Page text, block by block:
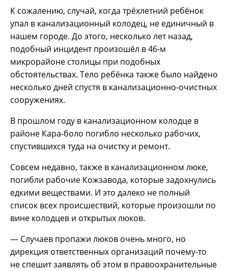
К сожалению, случай, когда трёхлетний ребёнок
упал в канализационный колодец, не единичный в
нашем городе. До этого, несколько лет назад,
подобный инцидент произошёл в 46-м
микрорайоне столицы при подобных
обстоятельствах. Тело ребёнка также было найдено
несколько дней спустя в канализационно-очистных
сооружениях.
В прошлом году в канализационном колодце в
районе Кара-боло погибло несколько рабочих,
спустившихся туда на очистку и ремонт.
Совсем недавно, также в канализационном люке,
погибли рабочие Кожзавода, которые задохнулись
едкими веществами. И это далеко не полный
список всех происшествий, которые произошли по
вине колодцев и открытых люков.
— Случаев пропажи люков очень много, но
дирекция ответственных организаций почему-то
не спешит заявлять об этом в правоохранительные